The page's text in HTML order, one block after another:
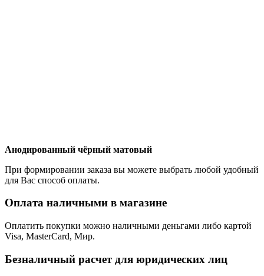
Анодированный чёрный матовый
При формировании заказа вы можете выбрать любой удобный
для Вас способ оплаты.
Оплата наличными в магазине
Оплатить покупки можно наличными деньгами либо картой
Visa, MasterCard, Мир.
Безналичный расчет для юридических лиц